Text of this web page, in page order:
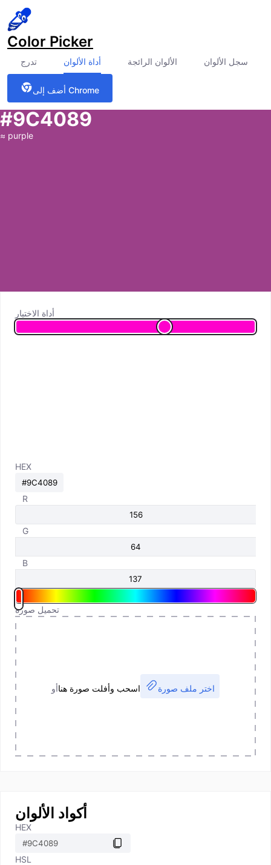
Color Picker
تدرج أداة الألوان الألوان الرائجة سجل الألوان
أضف إلى Chrome
#9C4089
≈ purple
أداة الاختيار
HEX
R
G
B
تحميل صورة
اسحب وأفلت صورة هناأو اختر ملف صورة
أكواد الألوان
HEX
HSL